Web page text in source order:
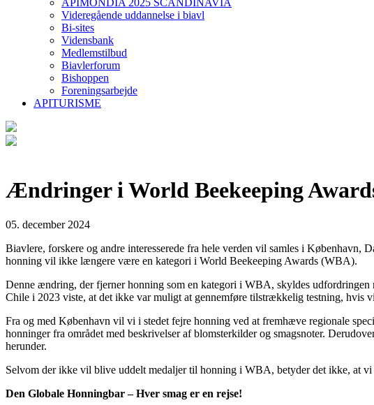
APIMONDIA 2025 SCANDINAVIA
Videregående uddannelse i biavl
Bi-sites
Vidensbank
Medlemstilbud
Biavlerforum
Bishoppen
Foreningsarbejde
APITURISME
Ændringer i World Beekeeping
05. december 2024
Biavlere, forskere og andre interesserede fra hele verden vil samles i
honning vil ikke længere være en kategori i World Beekeeping Awards (WBA).
Denne ændring, der fjerner honning som en kategori i WBA, skyldes udfordringen
Chile i 2023 viste, at det ikke var muligt at gennemføre tilstrækkelig testning, hvis
Fra og med København vil vi i stedet fejre honning ved at fremhæve regionale
honninger fra området med beskrivelser af blomsterkilder og smagsnoter.
herunder.
Selvom der ikke vil blive uddelt medaljer til honning i WBA, betyder det ikke, at
Den Globale Honningbar – Hver smag er en rejse!